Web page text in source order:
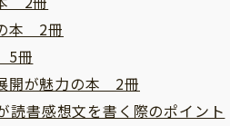
本 2冊
5冊
開が魅力の本 2冊
読書感想文を書く際のポイント